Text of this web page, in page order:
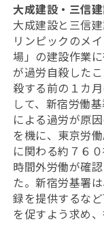
大成建設・三信
大成建設と三信
リンピックのメ
場」の建設作業
が過労自殺した
殺する前の１カ
して、新宿労働
による過労が原
を機に、東京労
に関わる約７６
時間外労働が確
た。新宿労基署
録を提供するな
を促すよう求め